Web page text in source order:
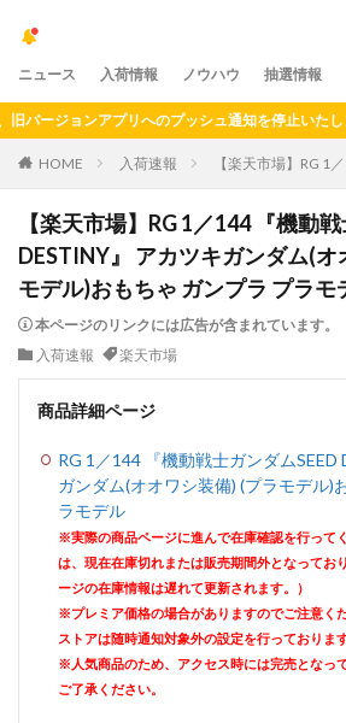
ニュース 入荷情報 ノウハウ 抽選情報
ョンアプリへのプッシュ通知を停止いたします。
HOME 入荷速報 【楽天市場】RG 1
【楽天市場】RG 1／144 『機動
DESTINY』 アカツキガンダム(オ
モデル)おもちゃ ガンプラ プラモ
本ページのリンクには広告が含まれています。
入荷速報
楽天市場
商品詳細ページ
RG 1／144 『機動戦士ガンダムSEED
ガンダム(オオワシ装備) (プラモデル)
ラモデル
※実際の商品ページに進んで在庫確認を行って
は、現在在庫切れまたは販売期間外となってお
ージの在庫情報は遅れて更新されます。）
※プレミア価格の場合がありますのでご注意く
ストアは随時通知対象外の設定を行っております
※人気商品のため、アクセス時には完売となっ
ご了承ください。